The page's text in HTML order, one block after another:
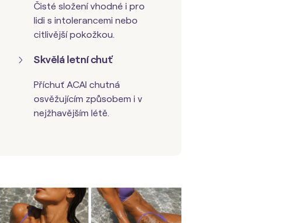
Čisté složení vhodné i pro
lidi s intolerancemi nebo
citlivější pokožkou.
Skvělá letní chuť
Příchuť ACAI chutná
osvěžujícím způsobem i v
nejžhavějším létě.